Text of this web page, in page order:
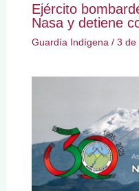
Ejército
Nasa y detiene
Guardía Indígena / 3 de